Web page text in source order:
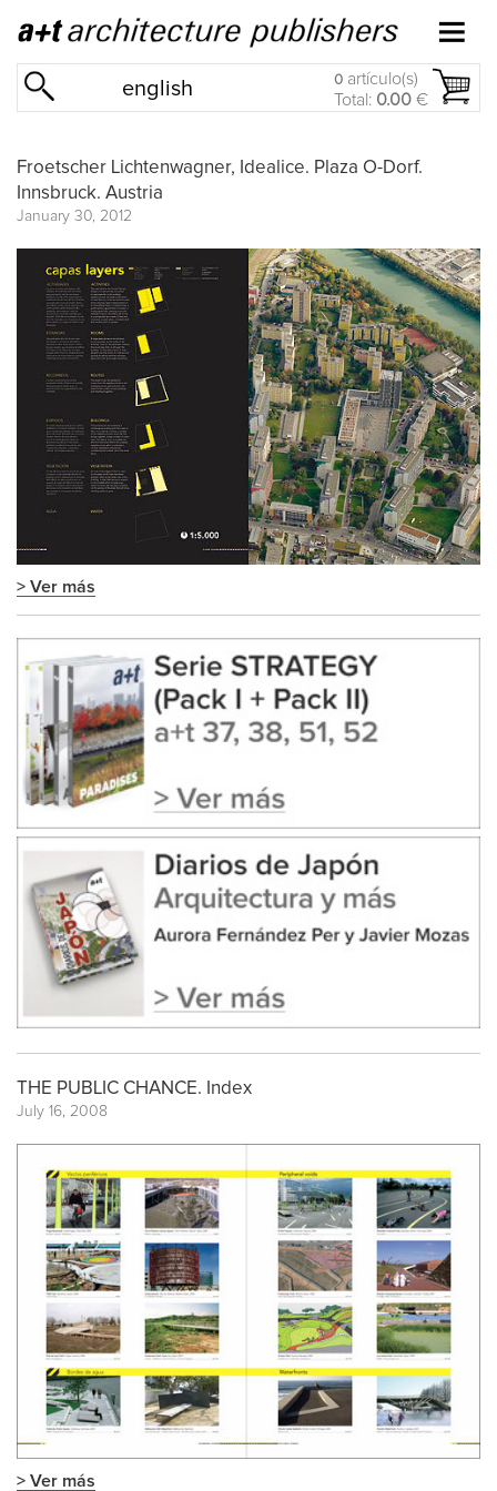
english 0 artículo(s)
Total: 0.00 €
Froetscher Lichtenwagner, Idealice. Plaza O-Dorf.
Innsbruck. Austria
January 30, 2012
> Ver más
THE PUBLIC CHANCE. Index
July 16, 2008
> Ver más